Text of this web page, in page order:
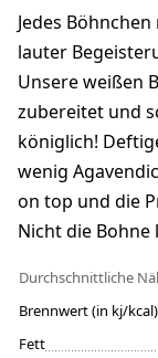
Jedes
lauter
Unsere weißen
zubereitet und
königlich!
wenig
on top und die
Nicht die Bohne
Durchschnittliche
Brennwert (in kj/kcal)
Fett